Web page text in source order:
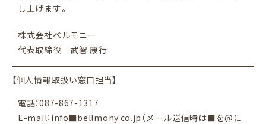
し上げます。
株式会社ベルモニー
代表取締役 武智 康行
【個人情報取扱い窓口担当】
電話：087-867-1317
E-mail：info■bellmony.co.jp（メール送信時は■を@に